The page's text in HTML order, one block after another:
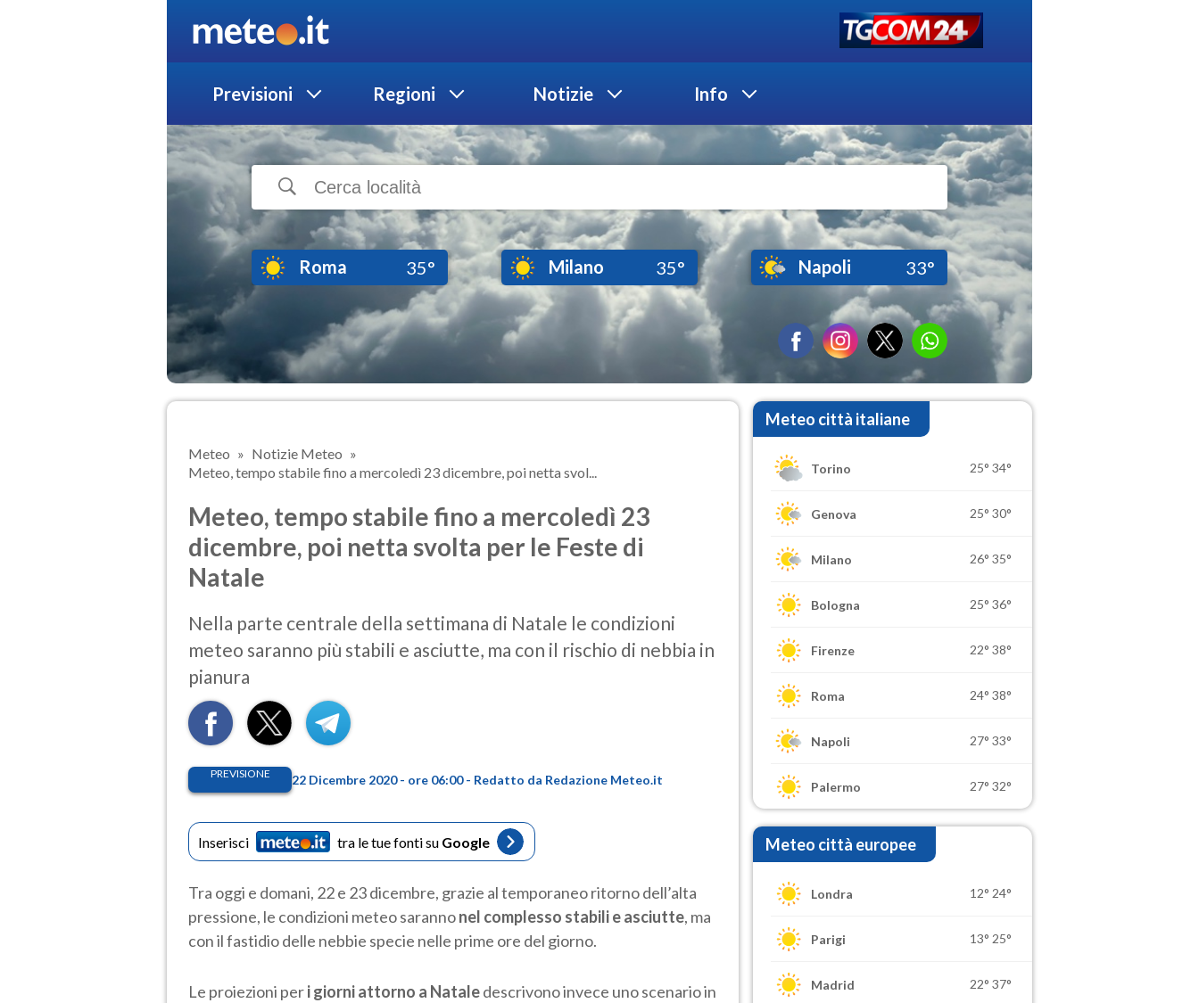
Previsioni Regioni Notizie Info
Roma 35° Milano 35° Napoli 33°
Meteo
Notizie Meteo
Meteo, tempo stabile fino a mercoledì 23 dicembre, poi netta svol...
Meteo, tempo stabile fino a mercoledì 23
dicembre, poi netta svolta per le Feste di
Natale
Nella parte centrale della settimana di Natale le condizioni
meteo saranno più stabili e asciutte, ma con il rischio di nebbia in
pianura
PREVISIONE 22 Dicembre 2020 - ore 06:00 - Redatto da Redazione Meteo.it
Inserisci tra le tue fonti su Google
Tra oggi e domani, 22 e 23 dicembre, grazie al temporaneo ritorno dell’alta
pressione, le condizioni meteo sarannonel complesso stabili e asciutte, ma
con il fastidio delle nebbie specie nelle prime ore del giorno.
Le proiezioni peri giorni attorno a Nataledescrivono invece uno scenario in
Meteo città italiane
Torino 25° 34°
Genova 25° 30°
Milano 26° 35°
Bologna 25° 36°
Firenze 22° 38°
Roma 24° 38°
Napoli 27° 33°
Palermo 27° 32°
Meteo città europee
Londra 12° 24°
Parigi 13° 25°
Madrid 22° 37°